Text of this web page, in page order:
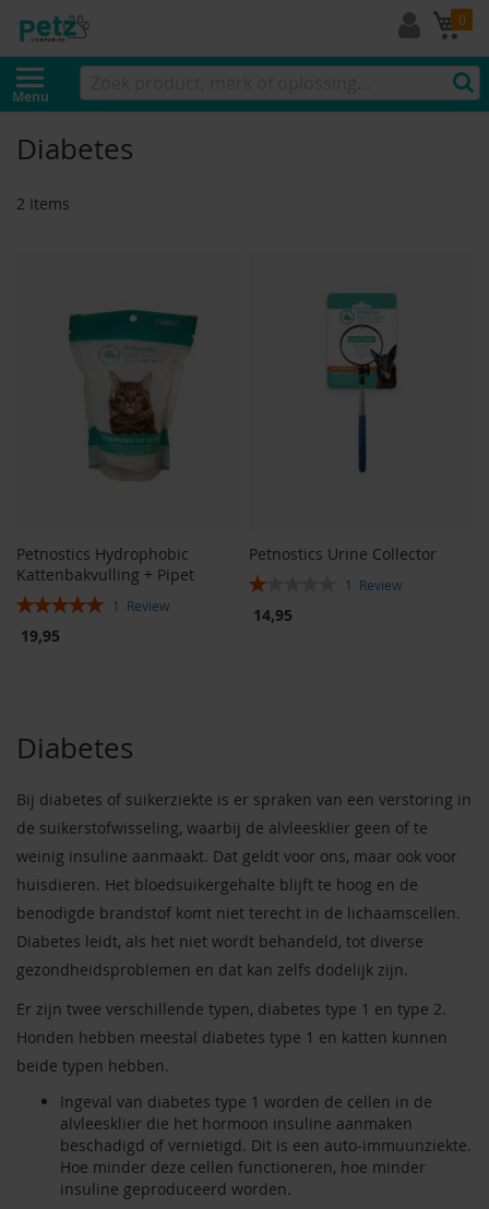
0
Menu
Diabetes
2 Items
Petnostics Hydrophobic
Kattenbakvulling + Pipet
Rating:
1 Review
19,95
Petnostics Urine Collector
Rating:
1 Review
14,95
Diabetes
Bij diabetes of suikerziekte is er spraken van een verstoring in
de suikerstofwisseling, waarbij de alvleesklier geen of te
weinig insuline aanmaakt. Dat geldt voor ons, maar ook voor
huisdieren. Het bloedsuikergehalte blijft te hoog en de
benodigde brandstof komt niet terecht in de lichaamscellen.
Diabetes leidt, als het niet wordt behandeld, tot diverse
gezondheidsproblemen en dat kan zelfs dodelijk zijn.
Er zijn twee verschillende typen, diabetes type 1 en type 2.
Honden hebben meestal diabetes type 1 en katten kunnen
beide typen hebben.
Ingeval van diabetes type 1 worden de cellen in de
alvleesklier die het hormoon insuline aanmaken
beschadigd of vernietigd. Dit is een auto-immuunziekte.
Hoe minder deze cellen functioneren, hoe minder
insuline geproduceerd worden.